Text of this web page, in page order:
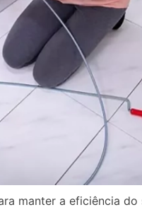
manter a eficiência do